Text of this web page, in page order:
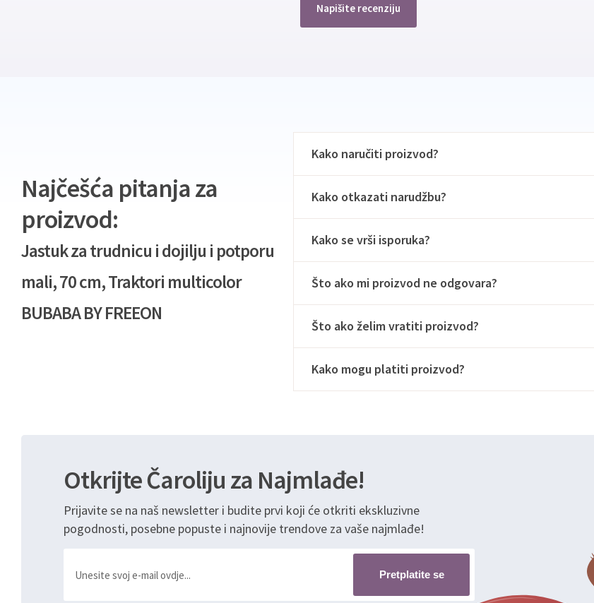
Napišite recenziju
Najčešća pitanja za
proizvod:
Jastuk za trudnicu i dojilju i potporu
mali, 70 cm, Traktori multicolor
BUBABA BY FREEON
Kako naručiti proizvod?
Kako otkazati narudžbu?
Kako se vrši isporuka?
Što ako mi proizvod ne odgovara?
Što ako želim vratiti proizvod?
Kako mogu platiti proizvod?
Otkrijte Čaroliju za Najmlađe!
Prijavite se na naš newsletter i budite prvi koji će otkriti ekskluzivne
pogodnosti, posebne popuste i najnovije trendove za vaše najmlađe!
Pretplatite se